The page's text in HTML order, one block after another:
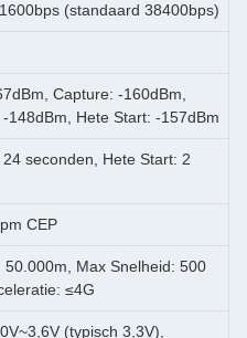
(standaard 38400bps)
Capture: -160dBm,
148dBm, Hete Start: -157dBm
seconden, Hete Start: 2
CEP
50.000m, Max Snelheid: 500
≤4G
(typisch 3,3V),